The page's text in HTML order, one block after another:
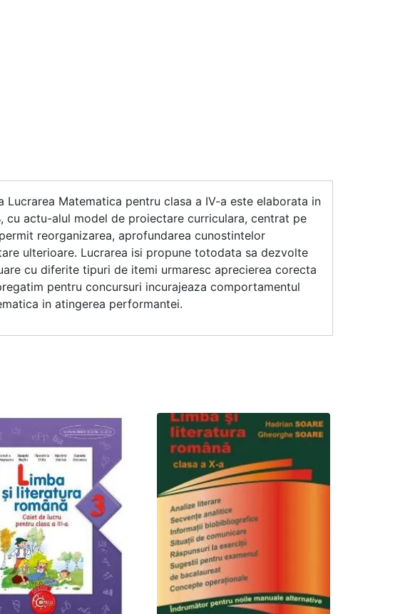
Matematica pentru clasa a IV-a este elaborata in
cu actu-alul model de proiectare curriculara, centrat pe
reorganizarea, aprofundarea cunostintelor
ulterioare. Lucrarea isi propune totodata sa dezvolte
cu diferite tipuri de itemi urmaresc aprecierea corecta
pentru concursuri incurajeaza comportamentul
in atingerea performantei.